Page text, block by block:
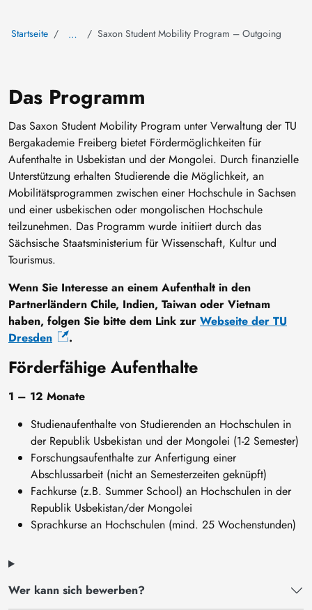
Startseite … Saxon Student Mobility Program – Outgoing
Das Programm
Das Saxon Student Mobility Program unter Verwaltung der TU
Bergakademie Freiberg bietet Fördermöglichkeiten für
Aufenthalte in Usbekistan und der Mongolei. Durch finanzielle
Unterstützung erhalten Studierende die Möglichkeit, an
Mobilitätsprogrammen zwischen einer Hochschule in Sachsen
und einer usbekischen oder mongolischen Hochschule
teilzunehmen. Das Programm wurde initiiert durch das
Sächsische Staatsministerium für Wissenschaft, Kultur und
Tourismus.
Wenn Sie Interesse an einem Aufenthalt in den
Partnerländern Chile, Indien, Taiwan oder Vietnam
haben, folgen Sie bitte dem Link zur Webseite der TU
Dresden
.
Förderfähige Aufenthalte
1 – 12 Monate
Studienaufenthalte von Studierenden an Hochschulen in
der Republik Usbekistan und der Mongolei (1-2 Semester)
Forschungsaufenthalte zur Anfertigung einer
Abschlussarbeit (nicht an Semesterzeiten geknüpft)
Fachkurse (z.B. Summer School) an Hochschulen in der
Republik Usbekistan/der Mongolei
Sprachkurse an Hochschulen (mind. 25 Wochenstunden)
Wer kann sich bewerben?